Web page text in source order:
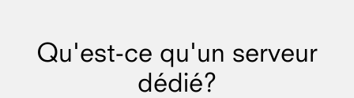
Qu'est-ce qu'un serveur
dédié?